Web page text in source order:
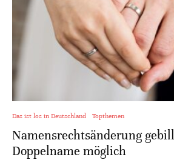
Das ist los in Deutschland Topthemen
Namensrechtsänderung
Doppelname möglich